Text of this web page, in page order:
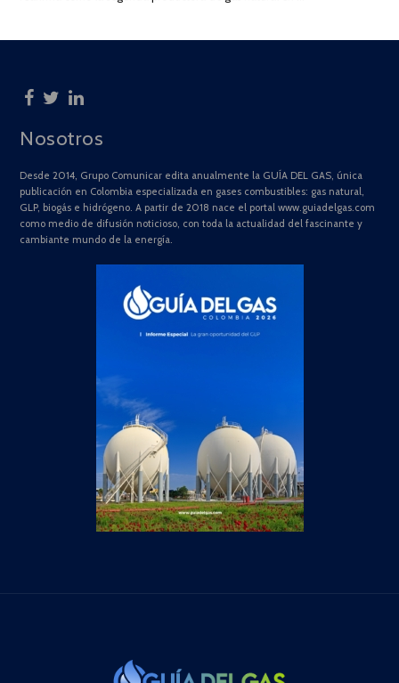
Nosotros
Desde 2014, Grupo Comunicar edita anualmente la GUÍA DEL GAS, única
publicación en Colombia especializada en gases combustibles: gas natural,
GLP, biogás e hidrógeno. A partir de 2018 nace el portal www.guiadelgas.com
como medio de difusión noticioso, con toda la actualidad del fascinante y
cambiante mundo de la energía.